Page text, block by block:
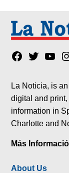
Facebook
Twitter
La Noticia, is
digital and
information in
Charlotte and
Más
About Us